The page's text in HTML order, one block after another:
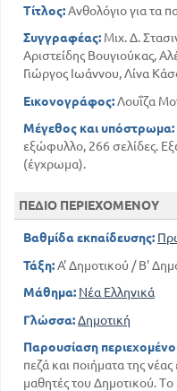
Τίτλος:Ανθολόγιο για τα
Συγγραφέας: Μιχ. Δ.
Αριστείδης Βουγιούκας,
Γιώργος Ιωάννου, Λίνα
Εικονογράφος:Λουΐζα
Μέγεθος και υπόστρωμα:
εξώφυλλο, 266 σελίδες.
(έγχρωμα).
ΠΕΔΙΟ ΠΕΡΙΕΧΟΜΕΝΟΥ
Βαθμίδα εκπαίδευσης:
Τάξη:Α' Δημοτικού / Β'
Μάθημα: Νέα Ελληνικά
Γλώσσα:Δημοτική
Παρουσίαση
πεζά και ποιήματα της νέας
μαθητές του Δημοτικού.